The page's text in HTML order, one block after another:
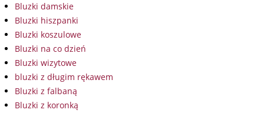
Bluzki damskie
Bluzki hiszpanki
Bluzki koszulowe
Bluzki na co dzień
Bluzki wizytowe
bluzki z długim rękawem
Bluzki z falbaną
Bluzki z koronką